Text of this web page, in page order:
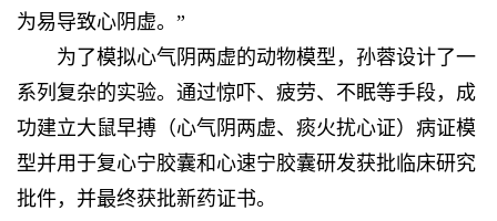
为易导致心阴虚。”
为了模拟心气阴两虚的动物模型，孙蓉设计了一
系列复杂的实验。通过惊吓、疲劳、不眠等手段，成
功建立大鼠早搏（心气阴两虚、痰火扰心证）病证模
型并用于复心宁胶囊和心速宁胶囊研发获批临床研究
批件，并最终获批新药证书。